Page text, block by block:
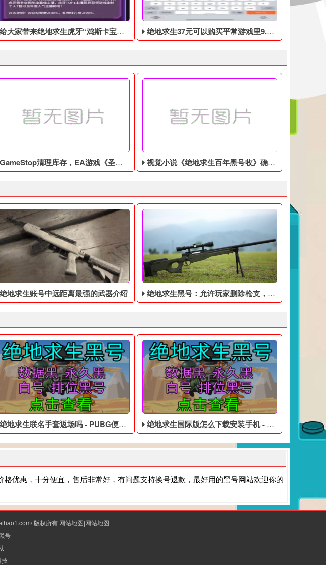
给大家带来绝地求生虎牙“鸡斯卡宝典”的福利活动，这次福利活动将于9月17日至10月17日开始 绝地求生37元可以购买平常游戏里9.9美元的DLC礼包
GameStop清理库存，EA游戏《圣歌》以1美分售出 视觉小说《绝地求生百年黑号收》确认登陆Switch，特别版售价9350日元
绝地求生账号中远距离最强的武器介绍 绝地求生黑号：允许玩家删除枪支，你会做出什么样的选择呢？
绝地求生联名手套返场吗 - PUBG便宜的账号 绝地求生国际版怎么下载安装手机 - PUBG免费的黑号
优惠，十分便宜，售后非常好，有问题支持换号退款，最好用的黑号网站欢迎你的
版权所有 网站地图|网站地图
号
技